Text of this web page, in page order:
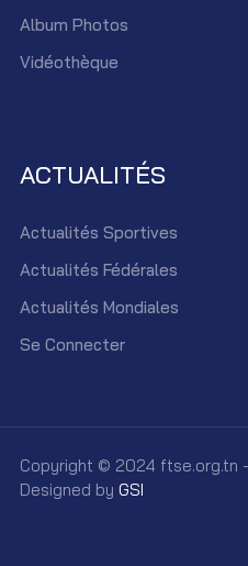
Album Photos
Vidéothèque
ACTUALITÉS
Actualités Sportives
Actualités Fédérales
Actualités Mondiales
Se Connecter
Copyright © 2024 ftse.org.tn
Designed by GSI